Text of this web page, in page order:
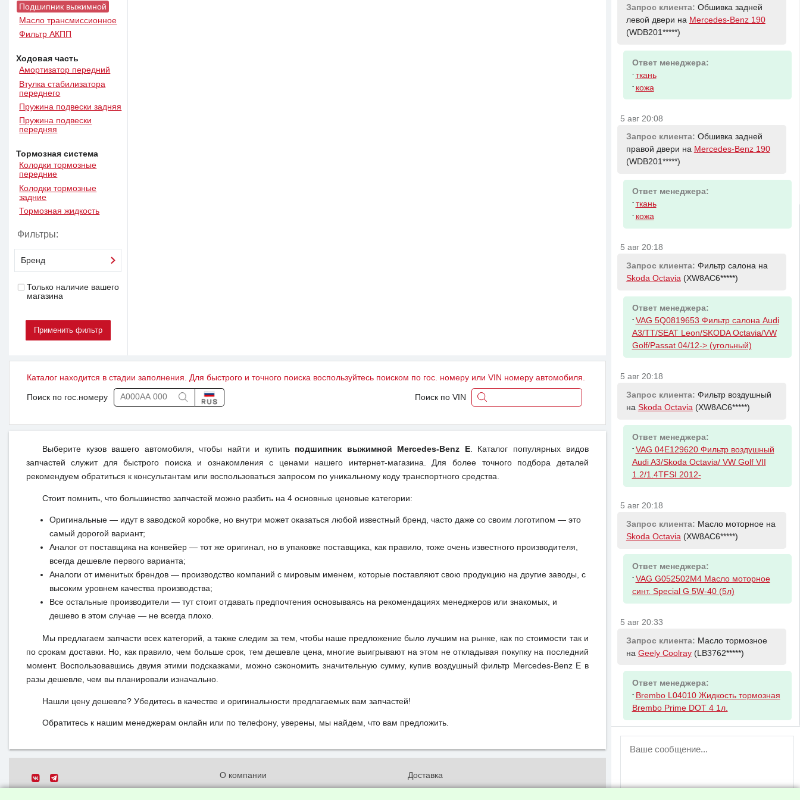
Подшипник выжимной
Масло трансмиссионное
Фильтр АКПП
Ходовая часть
Амортизатор передний
Втулка стабилизатора
переднего
Пружина подвески задняя
Пружина подвески
передняя
Тормозная система
Колодки тормозные
передние
Колодки тормозные
задние
Тормозная жидкость
Фильтры:
Бренд
Только наличие вашего
магазина
Каталог находится в стадии заполнения. Для быстрого и точного поиска воспользуйтесь поиском по гос. номеру или VIN номеру автомобиля.
Поиск по гос.номеру Поиск по VIN
Выберите кузов вашего автомобиля, чтобы найти и купить подшипник выжимной Mercedes-Benz E. Каталог популярных видов
запчастей служит для быстрого поиска и ознакомления с ценами нашего интернет-магазина. Для более точного подбора деталей
рекомендуем обратиться к консультантам или воспользоваться запросом по уникальному коду транспортного средства.
Стоит помнить, что большинство запчастей можно разбить на 4 основные ценовые категории:
Оригинальные — идут в заводской коробке, но внутри может оказаться любой известный бренд, часто даже со своим логотипом — это
самый дорогой вариант;
Аналог от поставщика на конвейер — тот же оригинал, но в упаковке поставщика, как правило, тоже очень известного производителя,
всегда дешевле первого варианта;
Аналоги от именитых брендов — производство компаний с мировым именем, которые поставляют свою продукцию на другие заводы, с
высоким уровнем качества производства;
Все остальные производители — тут стоит отдавать предпочтения основываясь на рекомендациях менеджеров или знакомых, и
дешево в этом случае — не всегда плохо.
Мы предлагаем запчасти всех категорий, а также следим за тем, чтобы наше предложение было лучшим на рынке, как по стоимости так и
по срокам доставки. Но, как правило, чем больше срок, тем дешевле цена, многие выигрывают на этом не откладывая покупку на последний
момент. Воспользовавшись двумя этими подсказками, можно сэкономить значительную сумму, купив воздушный фильтр Mercedes-Benz E в
разы дешевле, чем вы планировали изначально.
Нашли цену дешевле? Убедитесь в качестве и оригинальности предлагаемых вам запчастей!
Обратитесь к нашим менеджерам онлайн или по телефону, уверены, мы найдем, что вам предложить.
О компании
Доставка
Запрос клиента: Обшивка задней
левой двери на Mercedes-Benz 190
(WDB201*****)
Ответ менеджера:
- ткань
- кожа
5 авг 20:08
Запрос клиента: Обшивка задней
правой двери на Mercedes-Benz 190
(WDB201*****)
Ответ менеджера:
- ткань
- кожа
5 авг 20:18
Запрос клиента: Фильтр салона на
Skoda Octavia(XW8AC6*****)
Ответ менеджера:
- VAG 5Q0819653 Фильтр салона Audi
A3/TT/SEAT Leon/SKODA Octavia/VW
Golf/Passat 04/12-> (угольный)
5 авг 20:18
Запрос клиента: Фильтр воздушный
на Skoda Octavia (XW8AC6*****)
Ответ менеджера:
- VAG 04E129620 Фильтр воздушный
Audi A3/Skoda Octavia/ VW Golf VII
1.2/1.4TFSI 2012-
5 авг 20:18
Запрос клиента: Масло моторное на
Skoda Octavia (XW8AC6*****)
Ответ менеджера:
- VAG G052502M4 Масло моторное
синт. Special G 5W-40 (5л)
5 авг 20:33
Запрос клиента: Масло тормозное
на Geely Coolray(LB3762*****)
Ответ менеджера:
- Brembo L04010 Жидкость тормозная
Brembo Prime DOT 4 1л.
ВНИМАНИЕ!
пользователей временно отключена!